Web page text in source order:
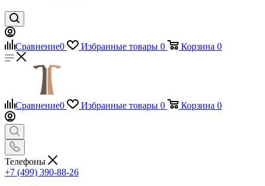
Сравнение0 Избранные товары 0 Корзина 0
Сравнение0 Избранные товары 0 Корзина 0
Телефоны
+7 (499) 390-88-26